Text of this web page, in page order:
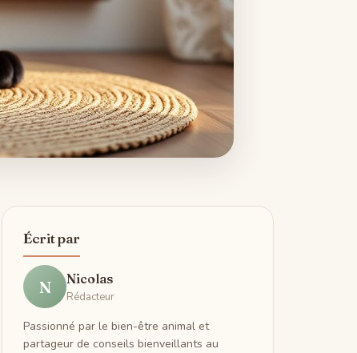
Écrit par
N Nicolas
Rédacteur
Passionné par le bien-être animal et
partageur de conseils bienveillants au